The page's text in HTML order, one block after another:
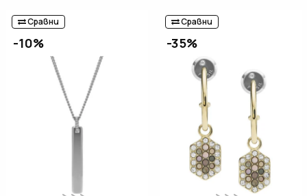
Сравни
-10%
Сравни
-35%